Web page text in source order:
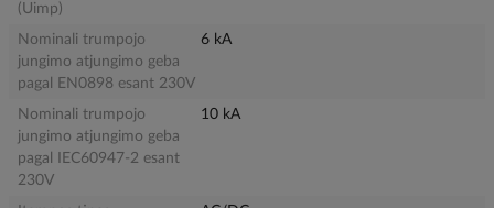
(Uimp)
Nominali trumpojo
jungimo atjungimo geba
pagal EN0898 esant 230V
6 kA
Nominali trumpojo
jungimo atjungimo geba
pagal IEC60947-2 esant
230V
10 kA